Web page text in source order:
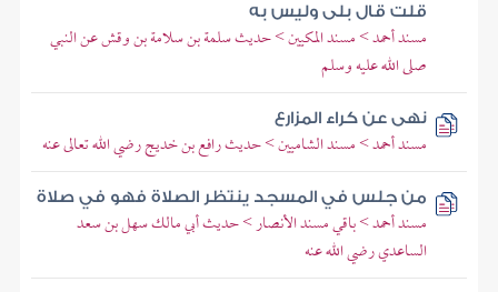
قلت قال بلى وليس به
مسند أحمد > مسند المكيين > حديث سلمة بن سلامة بن وقش عن النبي
صلى الله عليه وسلم
نهى عن كراء المزارع
مسند أحمد > مسند الشاميين > حديث رافع بن خديج رضي الله تعالى عنه
من جلس في المسجد ينتظر الصلاة فهو في صلاة
مسند أحمد > باقي مسند الأنصار > حديث أبي مالك سهل بن سعد
الساعدي رضي الله عنه